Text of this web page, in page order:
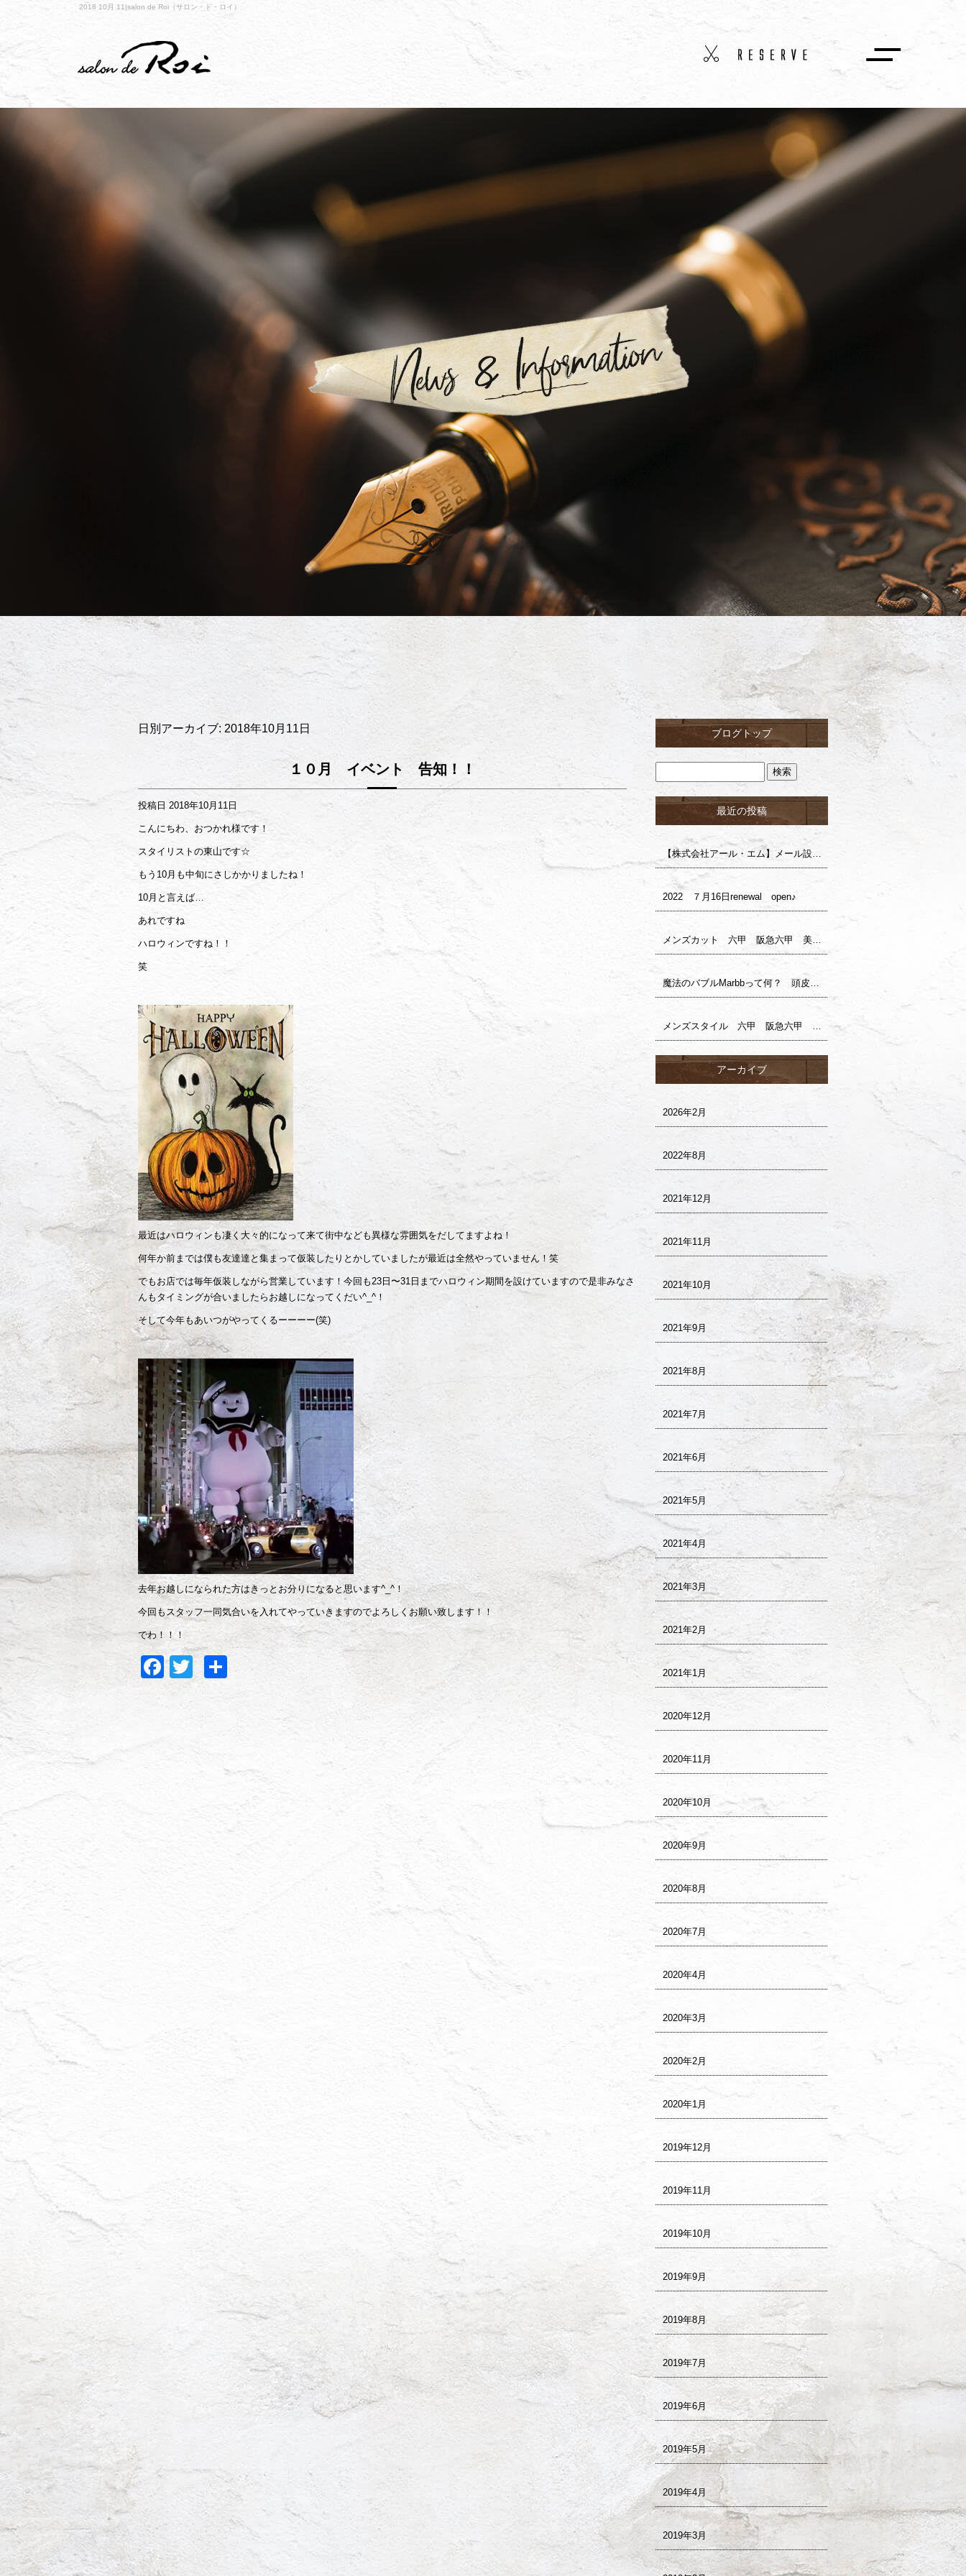
2018 10月 11|salon de Roi（サロン・ド・ロイ）
日別アーカイブ: 2018年10月11日
１０月 イベント 告知！！
投稿日 2018年10月11日
こんにちわ、おつかれ様です！
スタイリストの東山です☆
もう10月も中旬にさしかかりましたね！
10月と言えば…
あれですね
ハロウィンですね！！
笑
最近はハロウィンも凄く大々的になって来て街中なども異様な雰囲気をだしてますよね！
何年か前までは僕も友達達と集まって仮装したりとかしていましたが最近は全然やっていません！笑
でもお店では毎年仮装しながら営業しています！今回も23日〜31日までハロウィン期間を設けていますので是非みなさ
んもタイミングが合いましたらお越しになってくだい^_^！
そして今年もあいつがやってくるーーーー(笑)
去年お越しになられた方はきっとお分りになると思います^_^！
今回もスタッフ一同気合いを入れてやっていきますのでよろしくお願い致します！！
でわ！！！
Facebook
Twitter
共
ブログトップ
最近の投稿
【株式会社アール・エム】メール設定確認のお願い（株式会社ロイ様）
2022 ７月16日renewal open♪
メンズカット 六甲 阪急六甲 美容室 サロンドロイ
魔法のバブルMarbbって何？ 頭皮ケア 阪急六甲 六甲 美容室 ヘアサロン サロンドロイ
メンズスタイル 六甲 阪急六甲 美容室 サロンドロイ
アーカイブ
2026年2月
2022年8月
2021年12月
2021年11月
2021年10月
2021年9月
2021年8月
2021年7月
2021年6月
2021年5月
2021年4月
2021年3月
2021年2月
2021年1月
2020年12月
2020年11月
2020年10月
2020年9月
2020年8月
2020年7月
2020年4月
2020年3月
2020年2月
2020年1月
2019年12月
2019年11月
2019年10月
2019年9月
2019年8月
2019年7月
2019年6月
2019年5月
2019年4月
2019年3月